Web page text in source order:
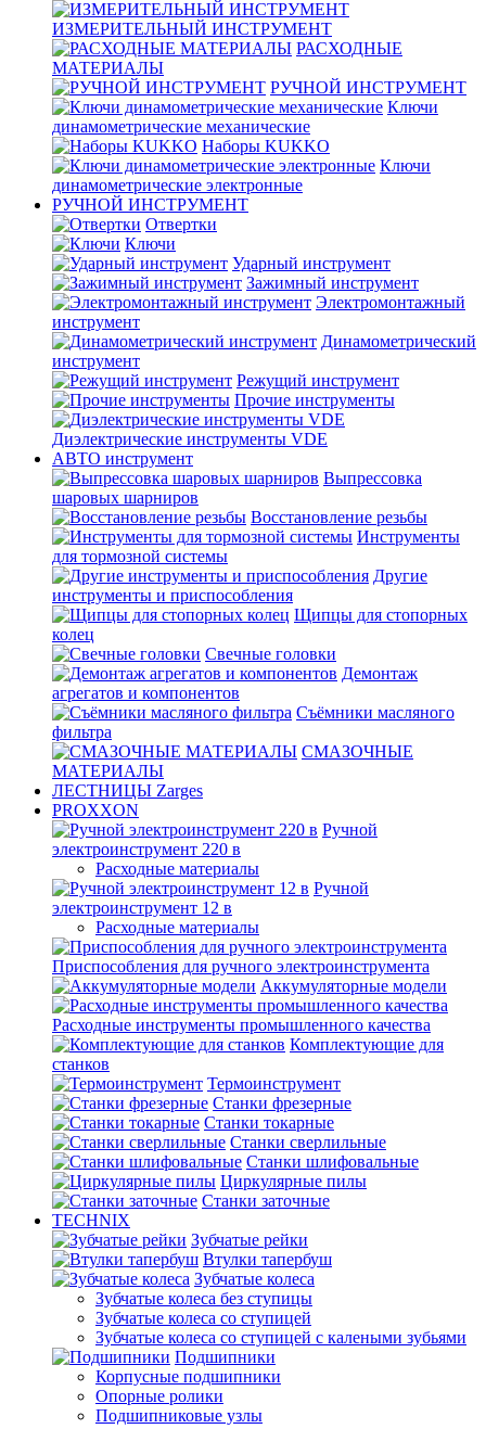
ИЗМЕРИТЕЛЬНЫЙ ИНСТРУМЕНТ
РАСХОДНЫЕ
МАТЕРИАЛЫ
РУЧНОЙ ИНСТРУМЕНТ
Ключи
динамометрические механические
Наборы KUKKO
Ключи
динамометрические электронные
РУЧНОЙ ИНСТРУМЕНТ
Отвертки
Ключи
Ударный инструмент
Зажимный инструмент
Электромонтажный
инструмент
Динамометрический
инструмент
Режущий инструмент
Прочие инструменты
Диэлектрические инструменты VDE
АВТО инструмент
Выпрессовка
шаровых шарниров
Восстановление резьбы
Инструменты
для тормозной системы
Другие
инструменты и приспособления
Щипцы для стопорных
колец
Свечные головки
Демонтаж
агрегатов и компонентов
Съёмники масляного
фильтра
СМАЗОЧНЫЕ
МАТЕРИАЛЫ
ЛЕСТНИЦЫ Zarges
PROXXON
Ручной
электроинструмент 220 в
Расходные материалы
Ручной
электроинструмент 12 в
Расходные материалы
Приспособления для ручного электроинструмента
Аккумуляторные модели
Расходные инструменты промышленного качества
Комплектующие для
станков
Термоинструмент
Станки фрезерные
Станки токарные
Станки сверлильные
Станки шлифовальные
Циркулярные пилы
Станки заточные
TECHNIX
Зубчатые рейки
Втулки тапербуш
Зубчатые колеса
Зубчатые колеса без ступицы
Зубчатые колеса со ступицей
Зубчатые колеса со ступицей с калеными зубьями
Подшипники
Корпусные подшипники
Опорные ролики
Подшипниковые узлы